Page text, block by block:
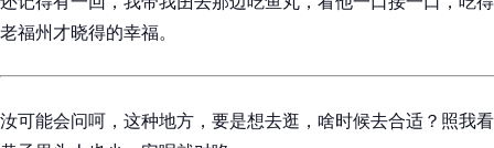
老福州才晓得的幸福。
汝可能会问呵，这种地方，要是想去逛，啥时候去合适？照我